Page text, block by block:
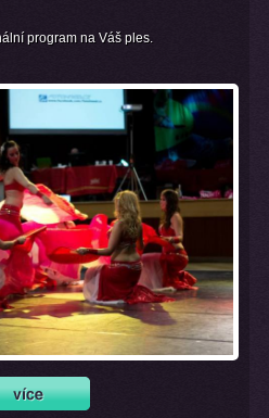
program na Váš ples.